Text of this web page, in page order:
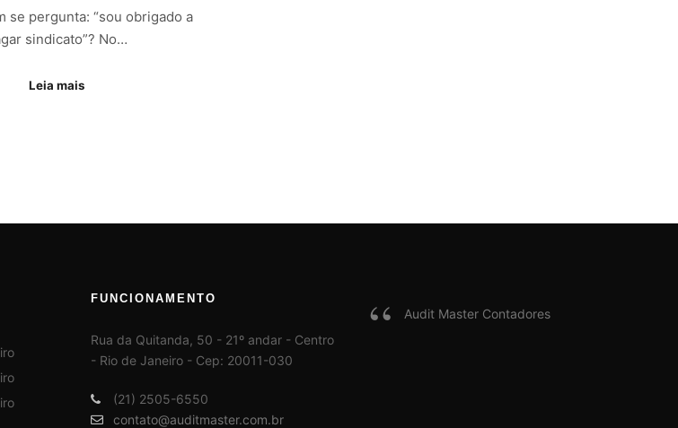
se pergunta: “sou obrigado a
sindicato”? No…
Leia mais
FUNCIONAMENTO
Rua da Quitanda, 50 - 21º andar - Centro
- Rio de Janeiro - Cep: 20011-030
(21) 2505-6550
contato@auditmaster.com.br
Audit Master Contadores